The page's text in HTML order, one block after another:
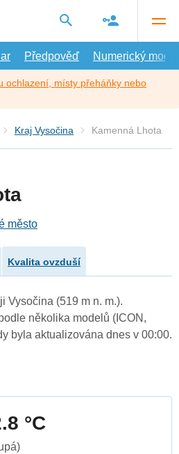
Předpověď Numerický model
ochlazení, místy přeháňky nebo
Kraj Vysočina Kamenná Lhota
město
Kvalita ovzduší
Vysočina (519 m n. m.).
několika modelů (ICON,
byla aktualizována dnes v 00:00.
°C